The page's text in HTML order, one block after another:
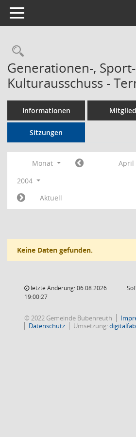
Toggle navigation
Rechercheauswahl
Generationen-,
Kulturausschuss -
Informationen
Sitzungen
Monat
April
2004
Aktuell
Keine Daten gefunden.
letzte Änderung: 06.08.2026
19:00:27
© 2022 Gemeinde Bubenreuth
Datenschutz
Umsetzung: